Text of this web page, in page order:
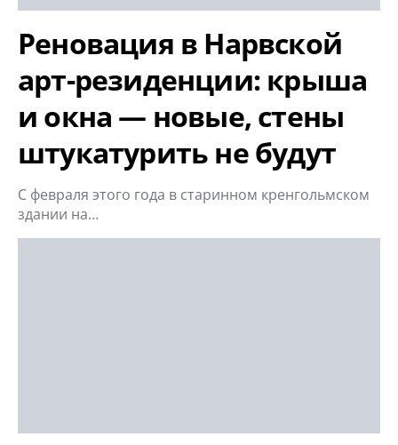
Реновация в Нарвской
арт-резиденции: крыша
и окна — новые, стены
штукатурить не будут
С февраля этого года в старинном кренгольмском
здании на…